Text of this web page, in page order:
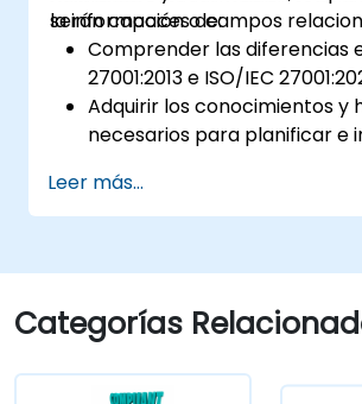
la información o campos
serán capaces de:
Comprender las diferencias
27001:2013 e ISO/IEC
Adquirir los conocimientos y
necesarios para planificar e
2022 de la norma de manera
Aplicar los conocimientos
fluida en sus respectivas
Leer más...
Categorías